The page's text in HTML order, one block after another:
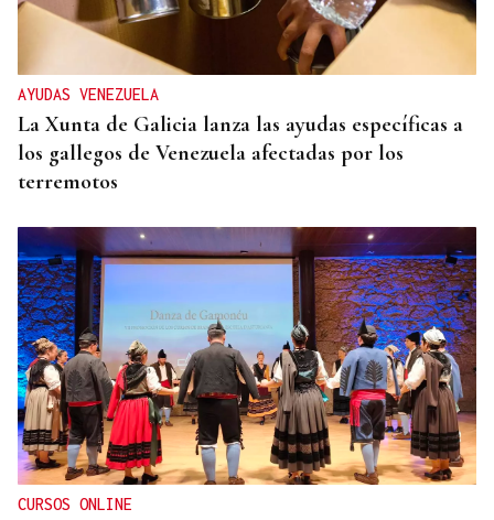
AYUDAS VENEZUELA
La Xunta de Galicia lanza las ayudas específicas a
los gallegos de Venezuela afectadas por los
terremotos
CURSOS ONLINE